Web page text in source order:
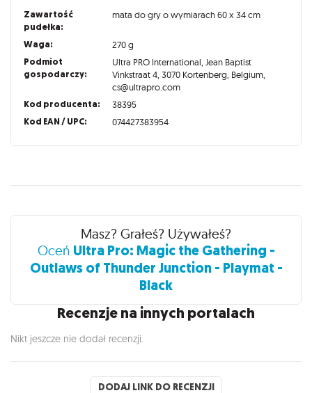
Zawartość
pudełka:
mata do gry o wymiarach 60 x 34 cm
Waga: 270 g
Podmiot
gospodarczy:
Ultra PRO International, Jean Baptist
Vinkstraat 4, 3070 Kortenberg, Belgium,
cs@ultrapro.com
Kod producenta: 38395
Kod EAN / UPC: 074427383954
Recenzje
Masz? Grałeś? Używałeś?
Oceń Ultra Pro: Magic the Gathering -
Outlaws of Thunder Junction - Playmat -
Black
Recenzje na innych portalach
Nikt jeszcze nie dodał recenzji.
DODAJ LINK DO RECENZJI